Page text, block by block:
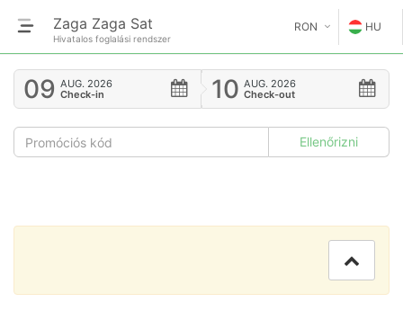
Zaga Zaga Sat
Hivatalos foglalási rendszer
RON
€
$
£
HU
EN
GE
GR
09 AUG. 2026
Check-in
10 AUG. 2026
Check-out